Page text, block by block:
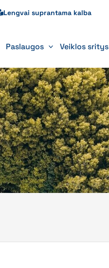
Lengvai suprantama kalba
Paslaugos Veiklos sritys